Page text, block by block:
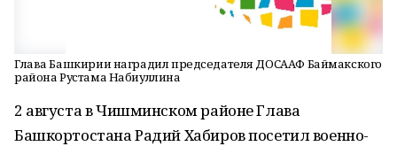
Глава Башкирии наградил председателя ДОСААФ Баймакского
района Рустама Набиуллина
2 августа в Чишминском районе Глава
Башкортостана Радий Хабиров посетил военно-